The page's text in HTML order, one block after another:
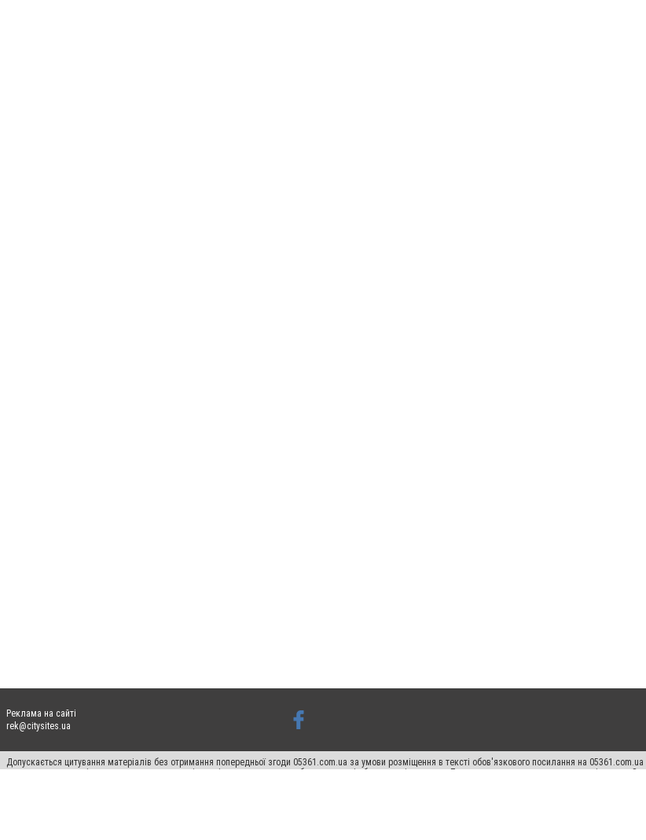
Реклама на сайті
rek@citysites.ua
Допускається цитування матеріалів без отримання попередньої згоди 05361.com.ua за умови розміщення в тексті обов'язкового посилання на
пошукових систем гіперпосилання на цитовані статті не нижче другого абзацу в тексті або в якості джерела. Порушення виняткових прав переслідується